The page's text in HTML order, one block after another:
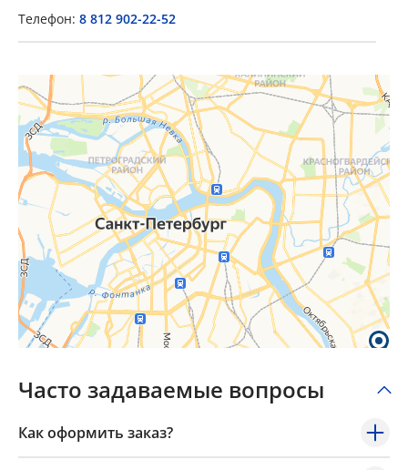
Телефон: 8 812 902-22-52
Часто задаваемые вопросы
Как оформить заказ?
Popup Title
Popup Content